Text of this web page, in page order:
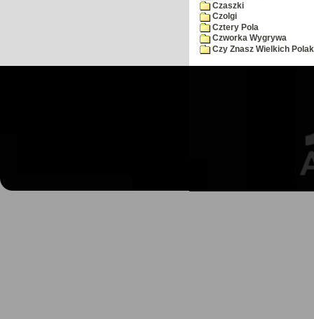
Czaszki
Czolgi
Cztery Pola
Czworka Wygrywa
Czy Znasz Wielkich